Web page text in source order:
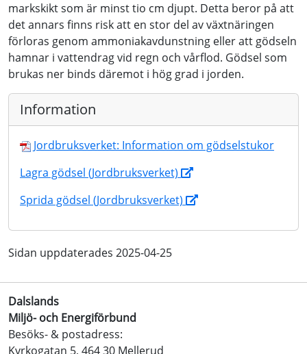
markskikt som är minst tio cm djupt. Detta beror på att
det annars finns risk att en stor del av växtnäringen
förloras genom ammoniakavdunstning eller att gödseln
hamnar i vattendrag vid regn och vårflod. Gödsel som
brukas ner binds däremot i hög grad i jorden.
Information
Jordbruksverket: Information om gödselstukor
Lagra gödsel (Jordbruksverket)
Sprida gödsel (Jordbruksverket)
Sidan uppdaterades 2025-04-25
Dalslands
Miljö- och Energiförbund
Besöks- & postadress:
Kyrkogatan 5, 464 30 Mellerud